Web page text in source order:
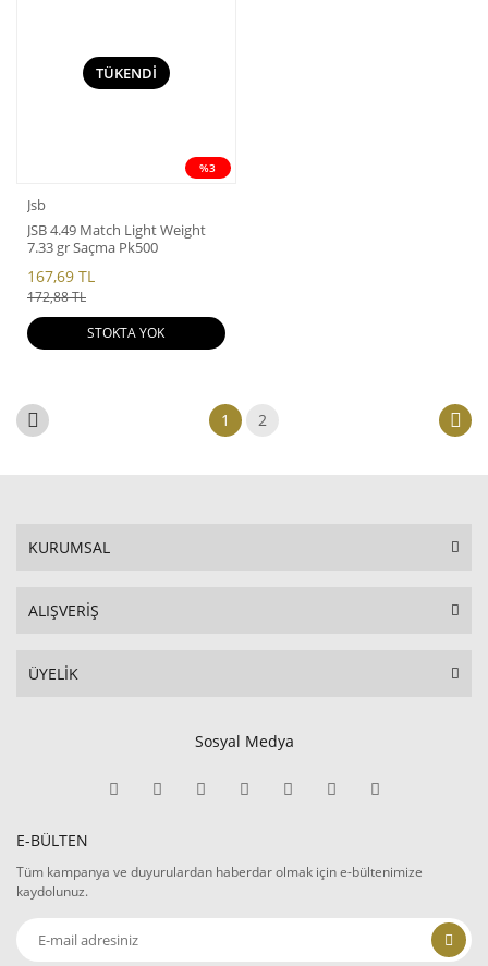
%3
TÜKENDİ
Jsb
JSB 4.49 Match Light Weight
7.33 gr Saçma Pk500
167,69 TL
172,88 TL
STOKTA YOK
1 2
KURUMSAL
ALIŞVERİŞ
ÜYELİK
Sosyal Medya
E-BÜLTEN
Tüm kampanya ve duyurulardan haberdar olmak için e-bültenimize
kaydolunuz.